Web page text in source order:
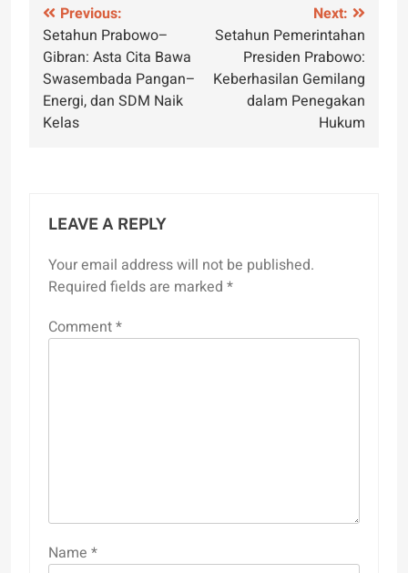
Post
navigation
Previous:
Setahun Prabowo–
Gibran: Asta Cita Bawa
Swasembada Pangan–
Energi, dan SDM Naik
Kelas
Next:
Setahun Pemerintahan
Presiden Prabowo:
Keberhasilan Gemilang
dalam Penegakan
Hukum
LEAVE A REPLY
Your email address will not be published.
Required fields are marked *
Comment*
Name *